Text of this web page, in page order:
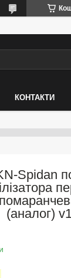
КОНТАКТИ
Spidan
(аналог)